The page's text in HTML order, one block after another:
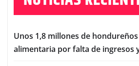
Unos 1,8 millones de
alimentaria por falta de ingresos